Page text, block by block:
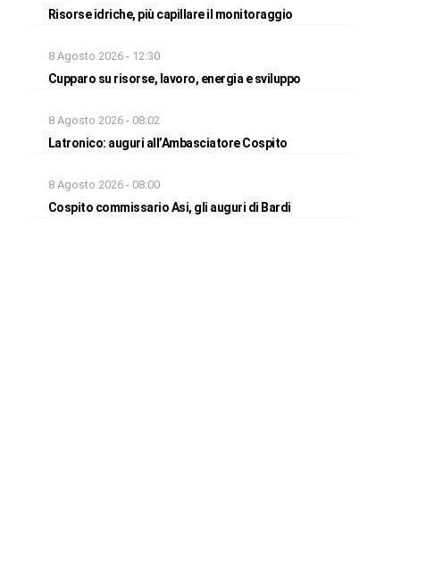
Risorse idriche, più capillare il monitoraggio
8 Agosto 2026 - 12:30
Cupparo su risorse, lavoro, energia e sviluppo
8 Agosto 2026 - 08:02
Latronico: auguri all’Ambasciatore Cospito
8 Agosto 2026 - 08:00
Cospito commissario Asi, gli auguri di Bardi